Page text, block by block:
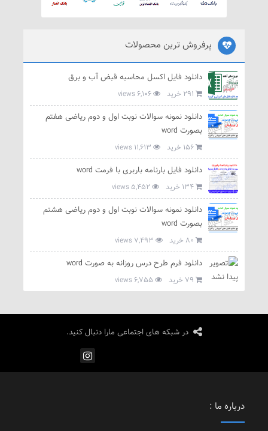
پرفروش ترین محصولات
دانلود فایل اکسل محاسبه قبض آب و برق
291 خرید 6,106 views
دانلود نمونه سوالات نوبت اول و دوم ریاضی هفتم
بصورت word
156 خرید
دانلود فایل بارنامه باربری با فرمت word
134 خرید 5,452 views
دانلود نمونه سوالات نوبت اول و دوم ریاضی هشتم
بصورت word
80 خرید
دانلود فرم طرح درس روزانه به صورت word
79 خرید
در شبکه های اجتماعی مارا دنبال کنید.
درباره ما :